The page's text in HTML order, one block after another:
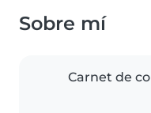
Sobre mí
Carnet de